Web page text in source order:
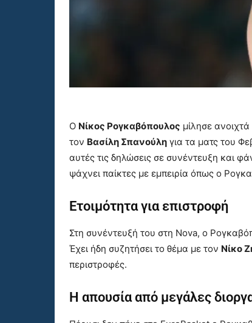
Ο Νίκος Ρογκαβόπουλος μίλησε ανοιχτά
τον Βασίλη Σπανούλη για τα ματς του
αυτές τις δηλώσεις σε συνέντευξη και
ψάχνει παίκτες με εμπειρία όπως ο
Ετοιμότητα για επιστροφή
Στη συνέντευξή του στη Nova, ο
Έχει ήδη συζητήσει το θέμα με τον Νίκο
περιστροφές.
Η απουσία από μεγάλες